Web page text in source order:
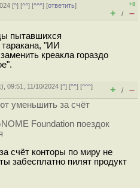
[^] [^^] [^^^] [ответить]
+8
+ / –
пытавшихся
"ИИ
креакла гораздо
), 09:51, 11/10/2024 [^] [^^] [^^^]
+ / –
уменьшить за счёт
Foundation поездок
счёт конторы по миру не
забесплатно пилят продукт